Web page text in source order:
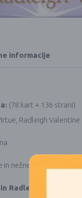
informacije
(78 kart + 136 strani)
Radleigh Valentine
in nežne karte
Radley Valentine